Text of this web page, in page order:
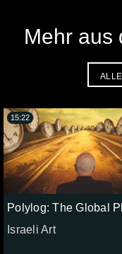
Mehr aus
Polylog: The Global
Israeli Art
15:22